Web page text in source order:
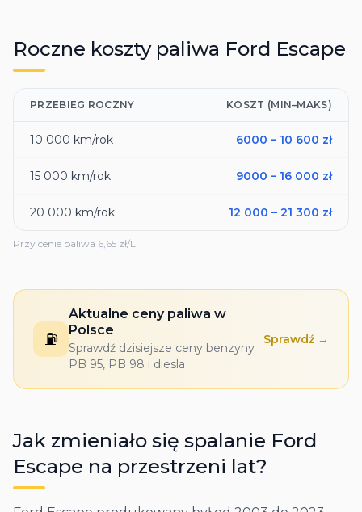
Roczne koszty paliwa Ford Escape
PRZEBIEG ROCZNY KOSZT (MIN–MAKS)
10 000 km/rok 6000 – 10 600 zł
15 000 km/rok 9000 – 16 000 zł
20 000 km/rok 12 000 – 21 300 zł
Przy cenie paliwa 6,65 zł/L
⛽
Aktualne ceny paliwa w
Polsce
Sprawdź dzisiejsze ceny benzyny
PB 95, PB 98 i diesla
Sprawdź →
Jak zmieniało się spalanie Ford
Escape na przestrzeni lat?